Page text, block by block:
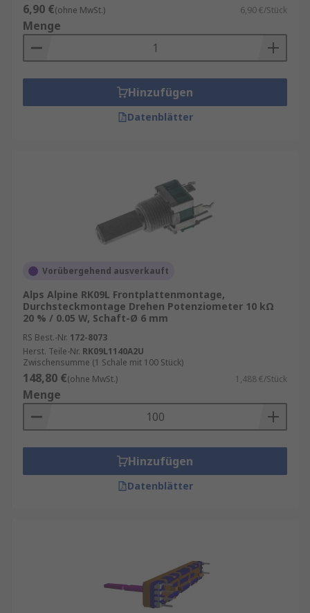
6,90 €(ohne MwSt.) 6,90 €/Stück
Menge
Hinzufügen
Datenblätter
Vorübergehend ausverkauft
Alps Alpine RK09L Frontplattenmontage,
Durchsteckmontage Drehen Potenziometer 10 kΩ
20 % / 0.05 W, Schaft-Ø 6 mm
RS Best.-Nr. 172-8073
Herst. Teile-Nr. RK09L1140A2U
Zwischensumme (1 Schale mit 100 Stück)
148,80 €(ohne MwSt.) 1,488 €/Stück
Menge
Hinzufügen
Datenblätter